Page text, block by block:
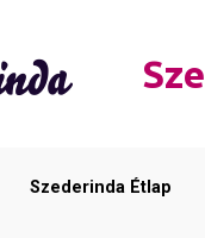
Szederinda Étlap